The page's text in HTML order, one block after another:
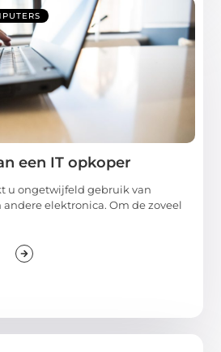
een IT opkoper
u ongetwijfeld gebruik van
elektronica. Om de zoveel